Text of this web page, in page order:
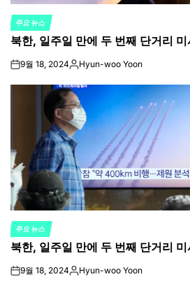
POSTED
IN
주요 뉴스
북한, 일주일 만에 두 번째 단거리
on9월 18, 2024Posted
Hyun-woo Yoon
POSTED
IN
주요 뉴스
북한, 일주일 만에 두 번째 단거리
on9월 18, 2024Posted
Hyun-woo Yoon